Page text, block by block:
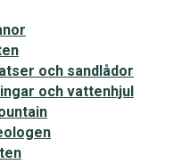
och sandlådor
och vattenhjul